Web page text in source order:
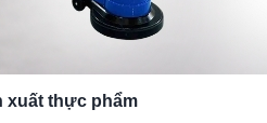
xuất thực phẩm